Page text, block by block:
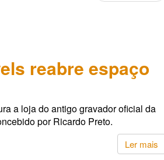
reabre espaço
a loja do antigo gravador oficial da
por Ricardo Preto.
Ler mais